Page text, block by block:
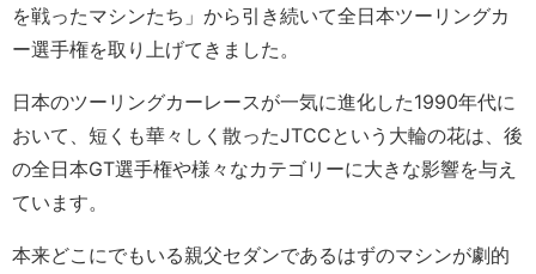
を戦ったマシンたち」から引き続いて全日本ツーリングカ
ー選手権を取り上げてきました。
日本のツーリングカーレースが一気に進化した1990年代に
おいて、短くも華々しく散ったJTCCという大輪の花は、後
の全日本GT選手権や様々なカテゴリーに大きな影響を与え
ています。
本来どこにでもいる親父セダンであるはずのマシンが劇的